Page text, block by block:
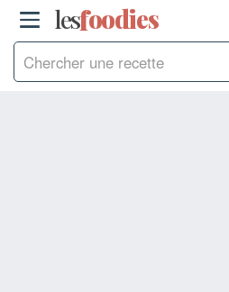
lesfoodies